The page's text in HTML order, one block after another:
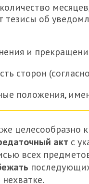
об
и
сторон
положения,
целесообразно
акт с
всех
нехватке.